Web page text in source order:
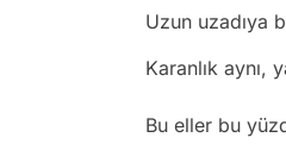
Uzun uzadıya
Karanlık aynı,
Bu eller bu